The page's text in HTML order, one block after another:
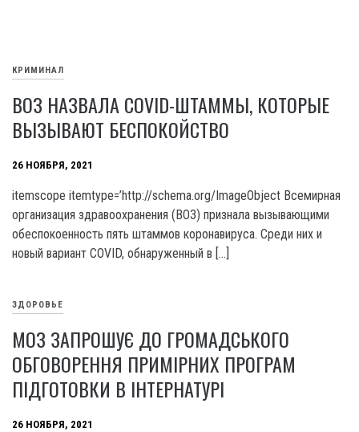
КРИМИНАЛ
ВОЗ НАЗВАЛА COVID-ШТАММЫ, КОТОРЫЕ
ВЫЗЫВАЮТ БЕСПОКОЙСТВО
26 НОЯБРЯ, 2021
itemscope itemtype=’http://schema.org/ImageObject Всемирная
организация здравоохранения (ВОЗ) признала вызывающими
обеспокоенность пять штаммов коронавируса. Среди них и
новый вариант COVID, обнаруженный в […]
ЗДОРОВЬЕ
МОЗ ЗАПРОШУЄ ДО ГРОМАДСЬКОГО
ОБГОВОРЕННЯ ПРИМІРНИХ ПРОГРАМ
ПІДГОТОВКИ В ІНТЕРНАТУРІ
26 НОЯБРЯ, 2021